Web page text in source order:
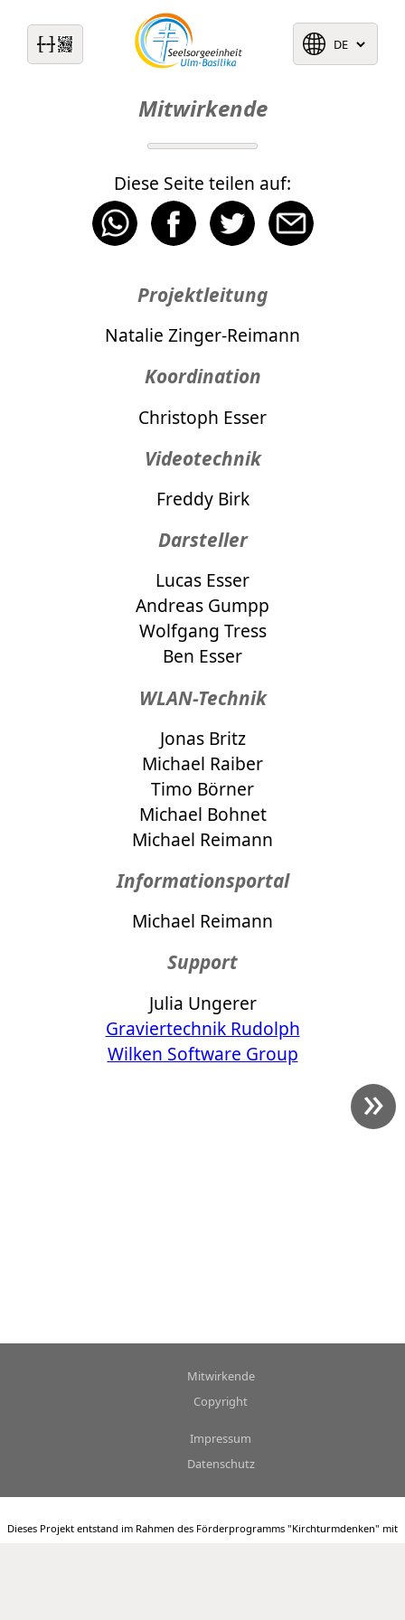
Mitwirkende
Diese Seite teilen auf:
Projektleitung
Natalie Zinger-Reimann
Koordination
Christoph Esser
Videotechnik
Freddy Birk
Darsteller
Lucas Esser
Andreas Gumpp
Wolfgang Tress
Ben Esser
WLAN-Technik
Jonas Britz
Michael Raiber
Timo Börner
Michael Bohnet
Michael Reimann
Informationsportal
Michael Reimann
Support
Julia Ungerer
Graviertechnik Rudolph
Wilken Software Group
»
Mitwirkende
Copyright
Impressum
Datenschutz
Dieses Projekt entstand im Rahmen des Förderprogramms "Kirchturmdenken" mit